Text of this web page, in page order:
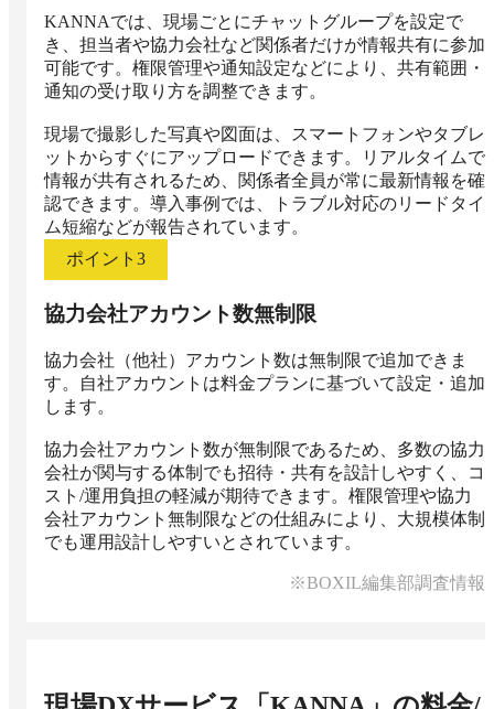
KANNAでは、現場ごとにチャットグループを設定で
き、担当者や協力会社など関係者だけが情報共有に参加
可能です。権限管理や通知設定などにより、共有範囲・
通知の受け取り方を調整できます。
現場で撮影した写真や図面は、スマートフォンやタブレ
ットからすぐにアップロードできます。リアルタイムで
情報が共有されるため、関係者全員が常に最新情報を確
認できます。導入事例では、トラブル対応のリードタイ
ム短縮などが報告されています。
ポイント 3
協力会社アカウント数無制限
協力会社（他社）アカウント数は無制限で追加できま
す。自社アカウントは料金プランに基づいて設定・追加
します。
協力会社アカウント数が無制限であるため、多数の協力
会社が関与する体制でも招待・共有を設計しやすく、コ
スト/運用負担の軽減が期待できます。権限管理や協力
会社アカウント無制限などの仕組みにより、大規模体制
でも運用設計しやすいとされています。
※BOXIL編集部調査情報